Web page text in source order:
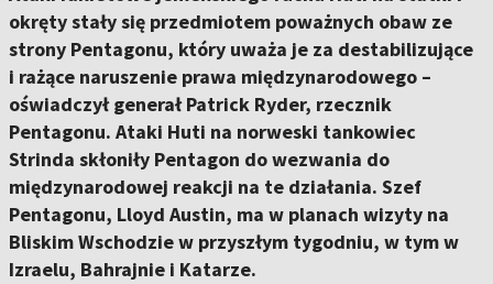
okręty stały się przedmiotem poważnych obaw ze
strony Pentagonu, który uważa je za destabilizujące
i rażące naruszenie prawa międzynarodowego –
oświadczył generał Patrick Ryder, rzecznik
Pentagonu. Ataki Huti na norweski tankowiec
Strinda skłoniły Pentagon do wezwania do
międzynarodowej reakcji na te działania. Szef
Pentagonu, Lloyd Austin, ma w planach wizyty na
Bliskim Wschodzie w przyszłym tygodniu, w tym w
Izraelu, Bahrajnie i Katarze.